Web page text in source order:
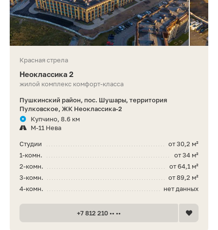
Красная стрела
Неоклассика 2
жилой комплекс комфорт-класса
Пушкинский район, пос. Шушары, территория
Пулковское, ЖК Неоклассика-2
Купчино, 8.6 км
М-11 Нева
от 30,2 м²
Студии
от 34 м²
1-комн.
от 64,1 м²
2-комн.
от 89,2 м²
3-комн.
нет данных
4-комн.
+7 812 210 •• ••